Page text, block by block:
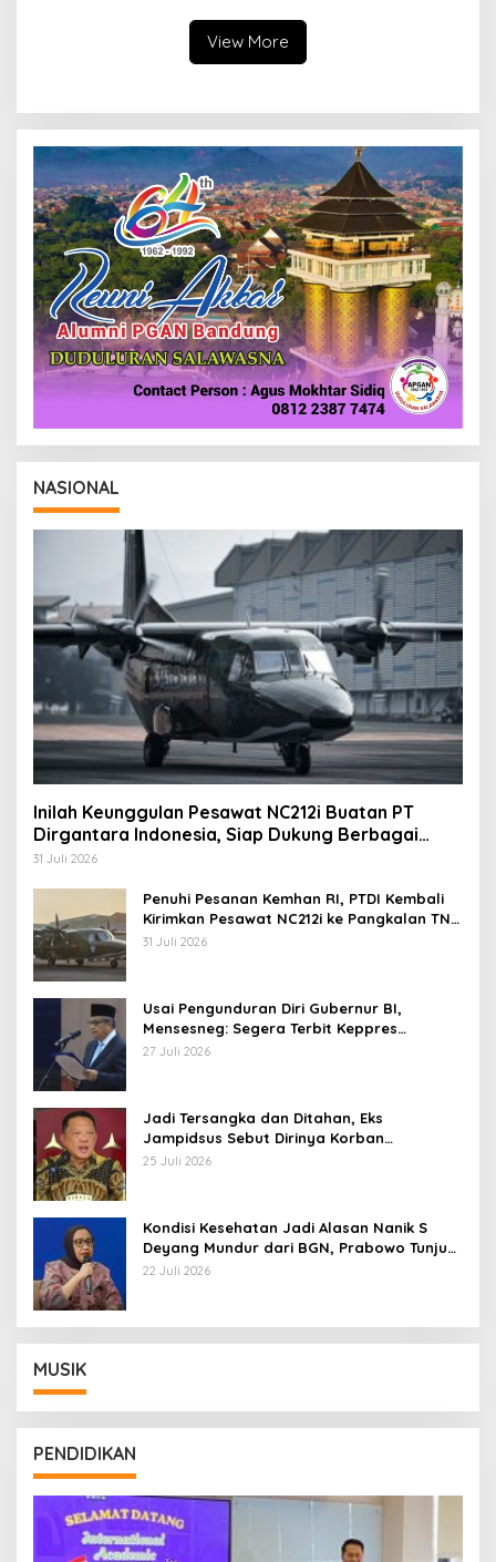
View More
NASIONAL
Inilah Keunggulan Pesawat NC212i Buatan PT
Dirgantara Indonesia, Siap Dukung Berbagai
Operasi TNI
31 Juli 2026
Penuhi Pesanan Kemhan RI, PTDI Kembali
Kirimkan Pesawat NC212i ke Pangkalan TNI
AU
31 Juli 2026
Usai Pengunduran Diri Gubernur BI,
Mensesneg: Segera Terbit Keppres
Pemberhentian dengan Hormat
27 Juli 2026
Jadi Tersangka dan Ditahan, Eks
Jampidsus Sebut Dirinya Korban
Kriminalisasi
25 Juli 2026
Kondisi Kesehatan Jadi Alasan Nanik S
Deyang Mundur dari BGN, Prabowo Tunjuk
Wamentan Sudaryono
22 Juli 2026
MUSIK
PENDIDIKAN